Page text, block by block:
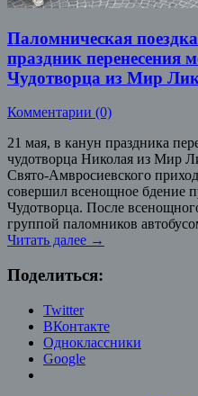
Паломническая
праздник перенесения
Чудотворца из Мир
Комментарии (0)
21 мая, в канун праздника
чудотворца Николая из Мир
Свято-Амвросиевского
совершил всенощное бдение
Чудотворца. После
группой паломников
Читать далее →
Поделиться:
Twitter
ВКонтакте
Одноклассники
Google